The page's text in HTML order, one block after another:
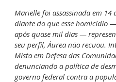
Marielle foi assassinada em 14
diante do que esse homicídio
após quase mil dias —
seu perfil, Áurea não recuou.
Mista em Defesa das
denunciando a política de
governo federal contra a